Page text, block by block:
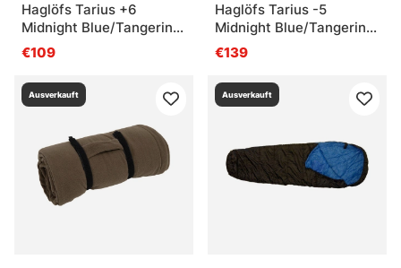
Haglöfs Tarius +6
Midnight Blue/Tangerine
- 190cm
€109
Haglöfs Tarius -5
Midnight Blue/Tangerine
- 190cm
€139
Ausverkauft Ausverkauft